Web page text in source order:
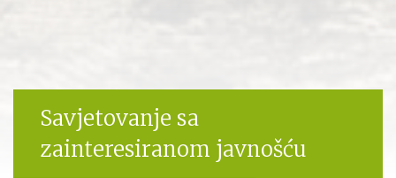
Savjetovanje sa
zainteresiranom javnošću